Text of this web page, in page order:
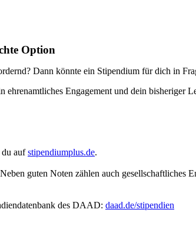
Option
Dann könnte ein Stipendium für dich in
Engagement und dein
du aufstipendiumplus.de.
guten Noten zählen auch
des DAAD: daad.de/stipendien